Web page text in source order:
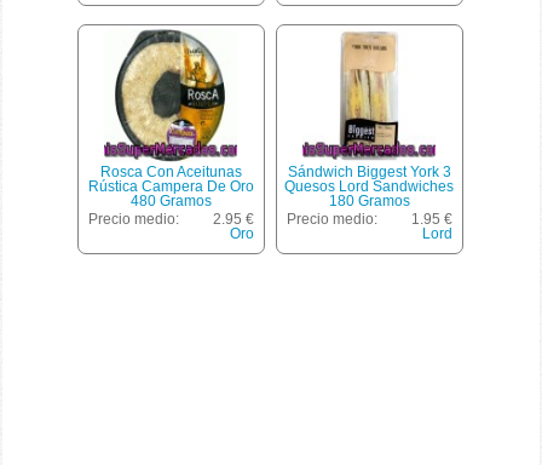
Rosca Con Aceitunas
Rústica Campera De Oro
480 Gramos
Precio medio:
2.95 €
Oro
Sándwich Biggest York 3
Quesos Lord Sandwiches
180 Gramos
Precio medio:
1.95 €
Lord